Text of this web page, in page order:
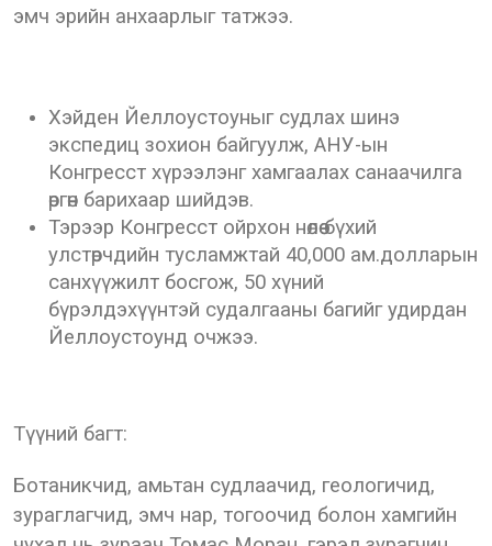
эмч эрийн анхаарлыг татжээ.
Хэйден Йеллоустоуныг судлах шинэ
экспедиц зохион байгуулж, АНУ-ын
Конгресст хүрээлэнг хамгаалах санаачилга
өргөн барихаар шийдэв.
Тэрээр Конгресст ойрхон нөлөө бүхий
улстөрчдийн тусламжтай 40,000 ам.долларын
санхүүжилт босгож, 50 хүний
бүрэлдэхүүнтэй судалгааны багийг удирдан
Йеллоустоунд очжээ.
Түүний багт:
Ботаникчид, амьтан судлаачид, геологичид,
зураглагчид, эмч нар, тогоочид болон хамгийн